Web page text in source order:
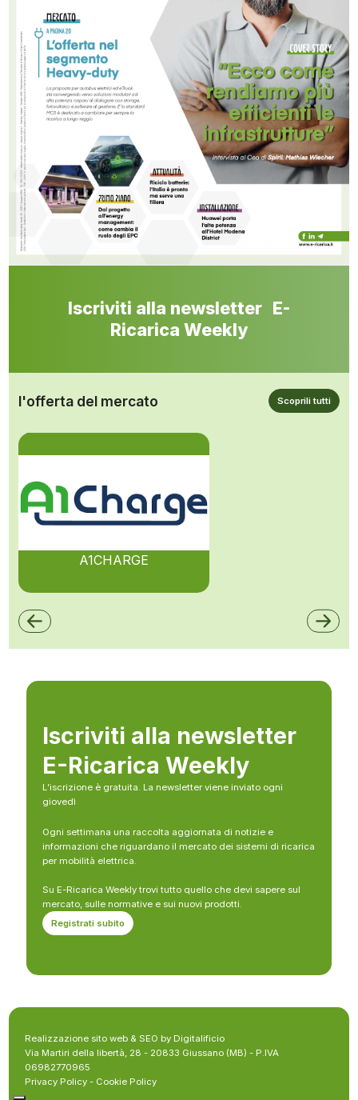
Iscriviti alla newsletter E-
Ricarica Weekly
l'offerta del mercato Scoprili tutti
A1CHARGE
Iscriviti alla newsletter
E-Ricarica Weekly
L’iscrizione è gratuita. La newsletter viene inviato ogni
giovedì
Ogni settimana una raccolta aggiornata di notizie e
informazioni che riguardano il mercato dei sistemi di ricarica
per mobilità elettrica.
Su E-Ricarica Weekly trovi tutto quello che devi sapere sul
mercato, sulle normative e sui nuovi prodotti.
Registrati subito
Realizzazione sito web & SEO by Digitalificio
Via Martiri della libertà, 28 - 20833 Giussano (MB) - P.IVA
06982770965
Privacy Policy - Cookie Policy